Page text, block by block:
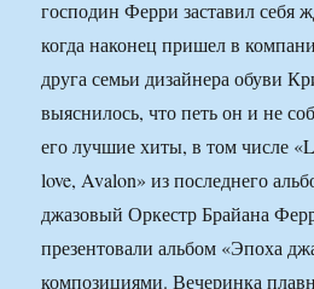
господин Ферри заставил себя
когда наконец пришел в
друга семьи дизайнера обуви
выяснилось, что петь он и не
его лучшие хиты, в том числе
love, Avalon» из последнего
джазовый Оркестр Брайана
презентовали альбом «Эпоха
композициями. Вечеринка